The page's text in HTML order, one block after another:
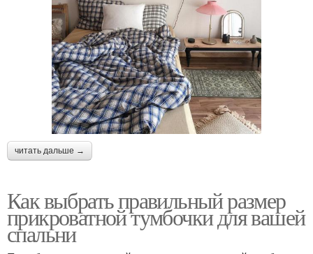
читать дальше →
Как выбрать правильный размер
прикроватной тумбочки для вашей
спальни